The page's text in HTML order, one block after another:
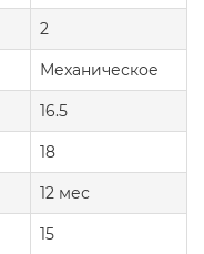
2
Механическое
16.5
18
12 мес
15